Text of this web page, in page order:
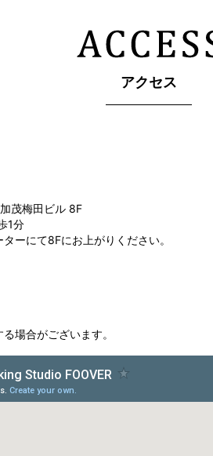
アクセス
茂梅田ビル 8F
1分
ーにて8Fにお上がりください。
場合がございます。